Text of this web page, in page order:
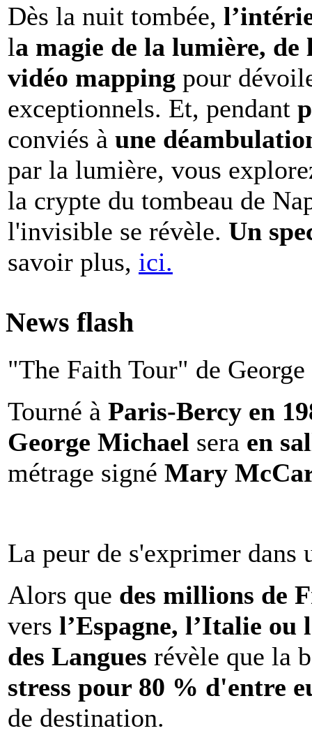
Dès la nuit tombée,
la magie de la lumière,
vidéo mapping pour
exceptionnels. Et, pendant
conviés à une
par la lumière, vous
la crypte du tombeau de
l'invisible se révèle. Un
savoir plus, ici.
News flash
"The Faith Tour" de
Tourné à Paris-Bercy en
George Michael sera en
métrage signé Mary
La peur de s'exprimer dans
Alors que des millions de
vers l’Espagne, l’Italie ou
des Langues révèle que la
stress pour 80 % d'entre
de destination.